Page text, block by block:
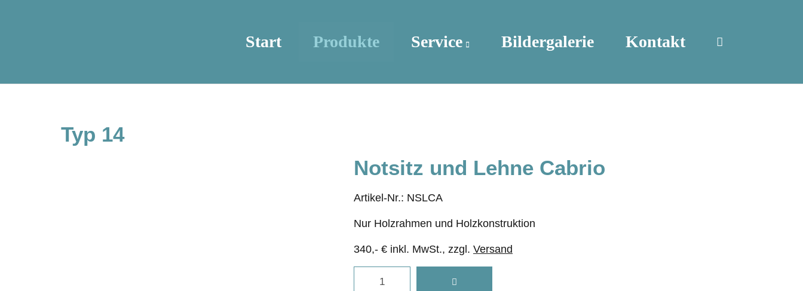
Start Produkte Service Bildergalerie Kontakt
Typ 14
Notsitz und Lehne Cabrio
Artikel-Nr.: NSLCA
Nur Holzrahmen und Holzkonstruktion
340,- € inkl. MwSt., zzgl. Versand